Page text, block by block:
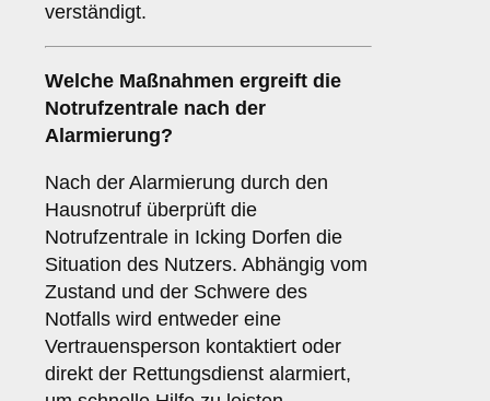
verständigt.
Welche Maßnahmen ergreift die
Notrufzentrale nach der
Alarmierung?
Nach der Alarmierung durch den
Hausnotruf überprüft die
Notrufzentrale in Icking Dorfen die
Situation des Nutzers. Abhängig vom
Zustand und der Schwere des
Notfalls wird entweder eine
Vertrauensperson kontaktiert oder
direkt der Rettungsdienst alarmiert,